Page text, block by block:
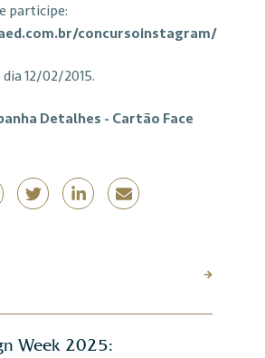
participe:
concursoinstagram/
12/02/2015.
Week 2025: